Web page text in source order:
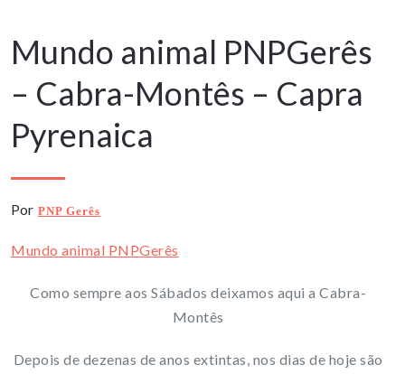
Mundo animal PNPGerês
– Cabra-Montês – Capra
Pyrenaica
Por PNP Gerês
Mundo animal PNPGerês
Como sempre aos Sábados deixamos aqui a Cabra-
Montês
Depois de dezenas de anos extintas, nos dias de hoje são